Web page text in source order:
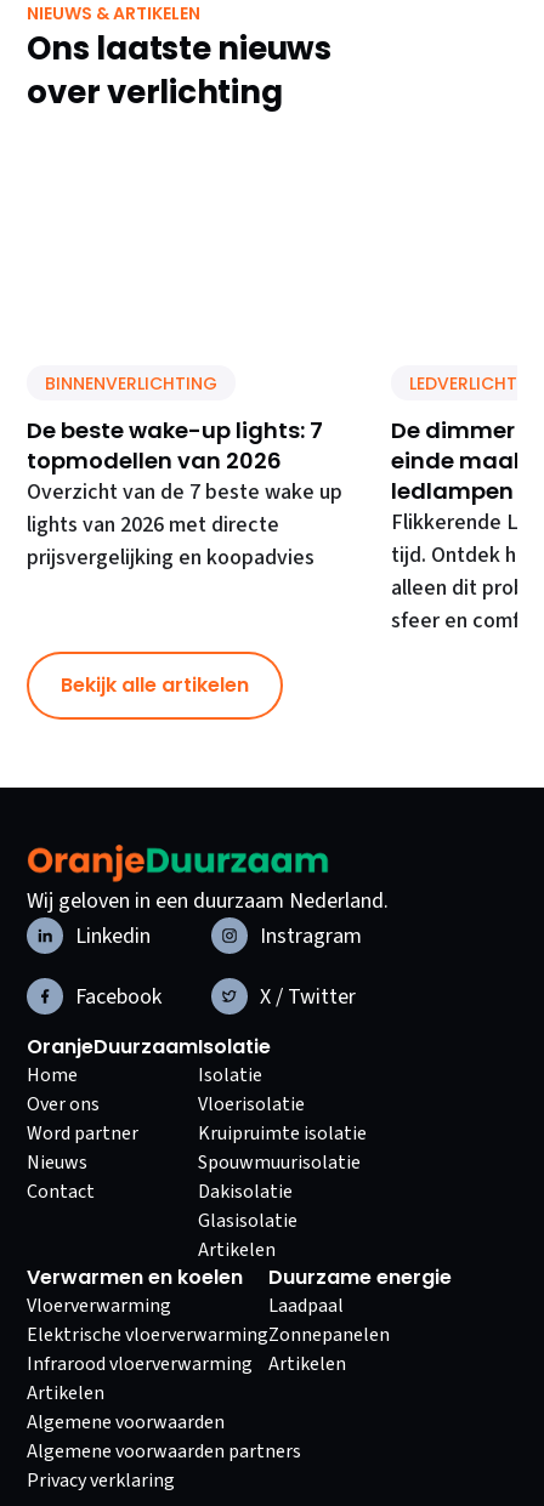
NIEUWS & ARTIKELEN
Ons laatste nieuws
over verlichting
BINNENVERLICHTING
De beste wake-up lights: 7
topmodellen van 2026
Overzicht van de 7 beste wake up
lights van 2026 met directe
prijsvergelijking en koopadvies
De dimmer
einde maakt
ledlampen
Flikkerende
tijd. Ontdek
alleen dit
sfeer en
Bekijk alle artikelen
Wij geloven in een duurzaam Nederland.
Linkedin
Instragram
Facebook
X / Twitter
OranjeDuurzaam
Home
Over ons
Word partner
Nieuws
Contact
Isolatie
Isolatie
Vloerisolatie
Kruipruimte isolatie
Spouwmuurisolatie
Dakisolatie
Glasisolatie
Artikelen
Verwarmen en koelen
Vloerverwarming
Elektrische vloerverwarming
Infrarood vloerverwarming
Artikelen
Duurzame energie
Laadpaal
Zonnepanelen
Artikelen
Algemene voorwaarden
Algemene voorwaarden partners
Privacy verklaring